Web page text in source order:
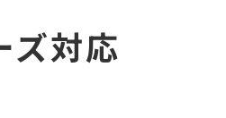
ズ対応